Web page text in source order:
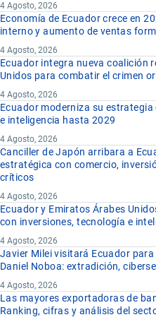
4 Agosto, 2026
Economía de Ecuador crece en
interno y aumento de ventas
4 Agosto, 2026
Ecuador integra nueva coalición
Unidos para combatir el crimen
4 Agosto, 2026
Ecuador moderniza su
e inteligencia hasta 2029
4 Agosto, 2026
Canciller de Japón arribara a
estratégica con comercio,
críticos
4 Agosto, 2026
Ecuador y Emiratos Árabes
con inversiones, tecnología e
4 Agosto, 2026
Javier Milei visitará Ecuador
Daniel Noboa: extradición,
4 Agosto, 2026
Las mayores exportadoras de
Ranking, cifras y análisis del